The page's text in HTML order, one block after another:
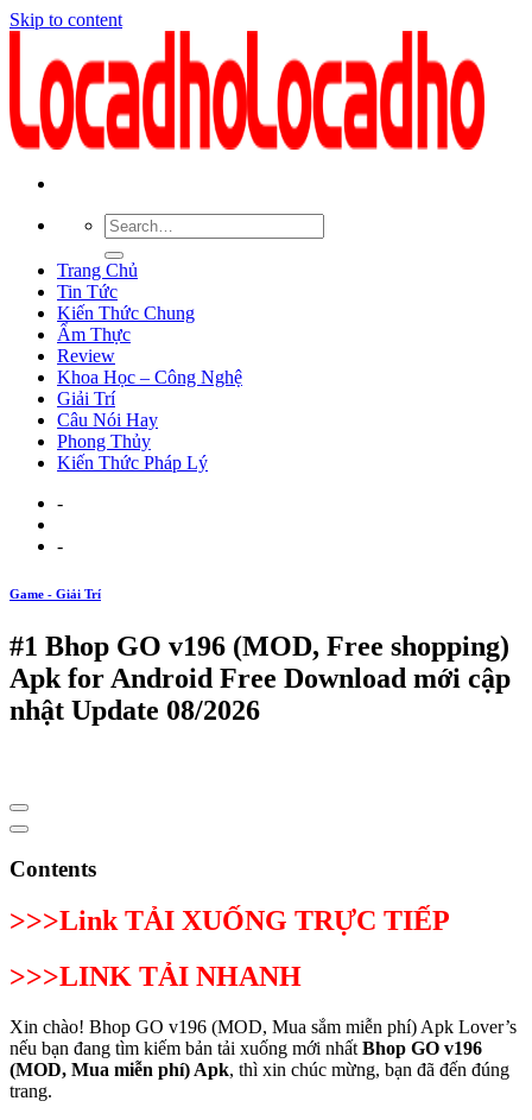
Skip to content
Trang Chủ
Tin Tức
Kiến Thức Chung
Ẩm Thực
Review
Khoa Học – Công Nghệ
Giải Trí
Câu Nói Hay
Phong Thủy
Kiến Thức Pháp Lý
-
-
Game - Giải Trí
#1 Bhop GO v196 (MOD, Free shopping)
Apk for Android Free Download mới cập
nhật Update 08/2026
Contents
>>>Link TẢI XUỐNG TRỰC TIẾP
>>>LINK TẢI NHANH
Xin chào! Bhop GO v196 (MOD, Mua sắm miễn phí) Apk Lover’s
nếu bạn đang tìm kiếm bản tải xuống mới nhất Bhop GO v196
(MOD, Mua miễn phí) Apk, thì xin chúc mừng, bạn đã đến đúng
trang.